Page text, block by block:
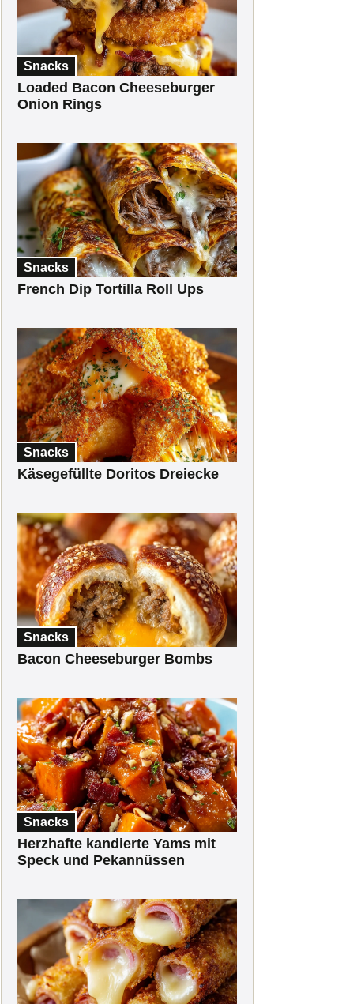
Snacks
Loaded Bacon Cheeseburger
Onion Rings
Snacks
French Dip Tortilla Roll Ups
Snacks
Käsegefüllte Doritos Dreiecke
Snacks
Bacon Cheeseburger Bombs
Snacks
Herzhafte kandierte Yams mit
Speck und Pekannüssen